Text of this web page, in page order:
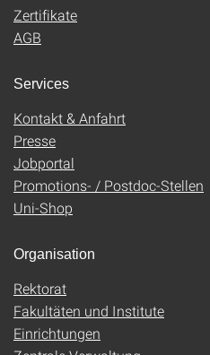
Zertifikate
AGB
Services
Kontakt & Anfahrt
Presse
Jobportal
Promotions- / Postdoc-Stellen
Uni-Shop
Organisation
Rektorat
Fakultäten und Institute
Einrichtungen